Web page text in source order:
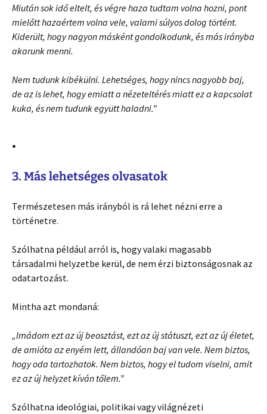
Miután sok idő eltelt, és végre haza tudtam volna hozni, pont
mielőtt hazaértem volna vele, valami súlyos dolog történt.
Kiderült, hogy nagyon másként gondolkodunk, és más irányba
akarunk menni.
Nem tudunk kibékülni. Lehetséges, hogy nincs nagyobb baj,
de az is lehet, hogy emiatt a nézeteltérés miatt ez a kapcsolat
kuka, és nem tudunk együtt haladni.”
.
3. Más lehetséges olvasatok
Természetesen más irányból is rá lehet nézni erre a
történetre.
Szólhatna például arról is, hogy valaki magasabb
társadalmi helyzetbe kerül, de nem érzi biztonságosnak az
odatartozást.
Mintha azt mondaná:
„Imádom ezt az új beosztást, ezt az új státuszt, ezt az új életet,
de amióta az enyém lett, állandóan baj van vele. Nem biztos,
hogy oda tartozhatok. Nem biztos, hogy el tudom viselni, amit
ez az új helyzet kíván tőlem.”
Szólhatna ideológiai, politikai vagy világnézeti